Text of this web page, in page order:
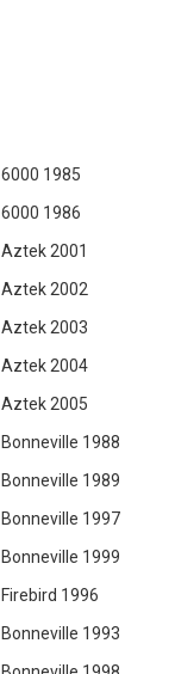
1985
1986
2001
2002
2003
Aztek 2004
2005
1988
1989
1997
1999
1996
1993